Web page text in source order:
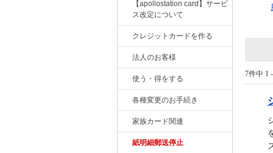
【apollostation card】サービ
ス改定について
クレジットカードを作る
法人のお客様
使う・得をする
各種変更のお手続き
家族カード関連
紙明細郵送停止
7件中 1